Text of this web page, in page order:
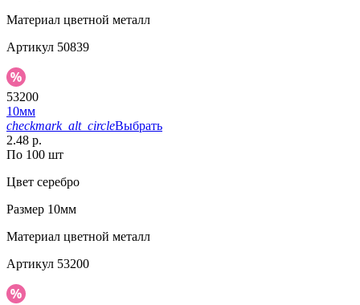
Материал цветной металл
Артикул 50839
53200
10мм
checkmark_alt_circleВыбрать
2.48 р.
По 100 шт
Цвет серебро
Размер 10мм
Материал цветной металл
Артикул 53200